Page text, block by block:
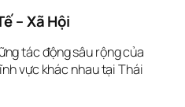
– Xã Hội
tác động sâu rộng của
vực khác nhau tại Thái